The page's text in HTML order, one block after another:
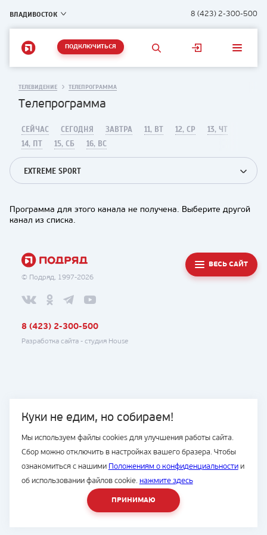
ВЛАДИВОСТОК 8 (423) 2-300-500
ПОДКЛЮЧИТЬСЯ
Куки не едим, но собираем!
Мы используем файлы cookies для улучшения работы сайта.
Сбор можно отключить в настройках вашего бразера. Чтобы
ознакомиться с нашими Положениям о конфиденциальностии
об использовании файлов cookie. нажмите здесь
ПРИНИМАЮ
ТЕЛЕВИДЕНИЕ ТЕЛЕПРОГРАММА
Телепрограмма
СЕЙЧАС СЕГОДНЯ ЗАВТРА 11, ВТ 12, СР
13, ЧТ
14, ПТ
15, СБ 16, ВС
EXTREME SPORT
Программа для этого канала не получена. Выберите другой
канал из списка.
© Подряд, 1997-2026
ВЕСЬ САЙТ
8 (423) 2-300-500
Разработка сайта - студия House